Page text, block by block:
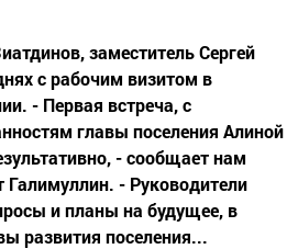
заместитель Сергей
с рабочим визитом в
- Первая встреча, с
главы поселения Алиной
- сообщает нам
- Руководители
и планы на будущее, в
развития поселения...